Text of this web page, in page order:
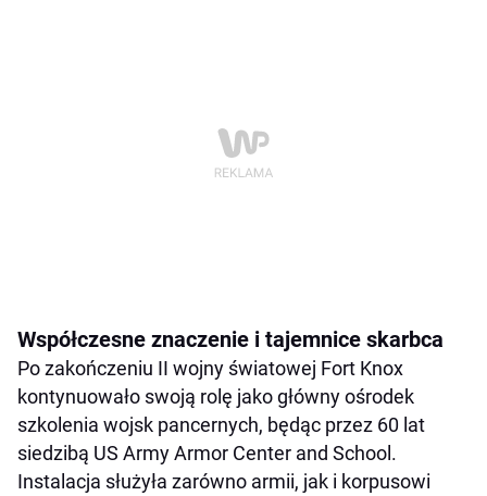
Współczesne znaczenie i tajemnice skarbca
Po zakończeniu II wojny światowej Fort Knox
kontynuowało swoją rolę jako główny ośrodek
szkolenia wojsk pancernych, będąc przez 60 lat
siedzibą US Army Armor Center and School.
Instalacja służyła zarówno armii, jak i korpusowi